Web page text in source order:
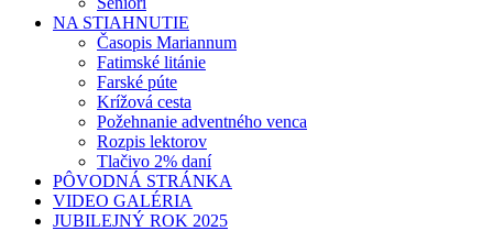
NA STIAHNUTIE
Časopis Mariannum
Fatimské litánie
Farské púte
Krížová cesta
Požehnanie adventného venca
Rozpis lektorov
Tlačivo 2% daní
PÔVODNÁ STRÁNKA
VIDEO GALÉRIA
JUBILEJNÝ ROK 2025